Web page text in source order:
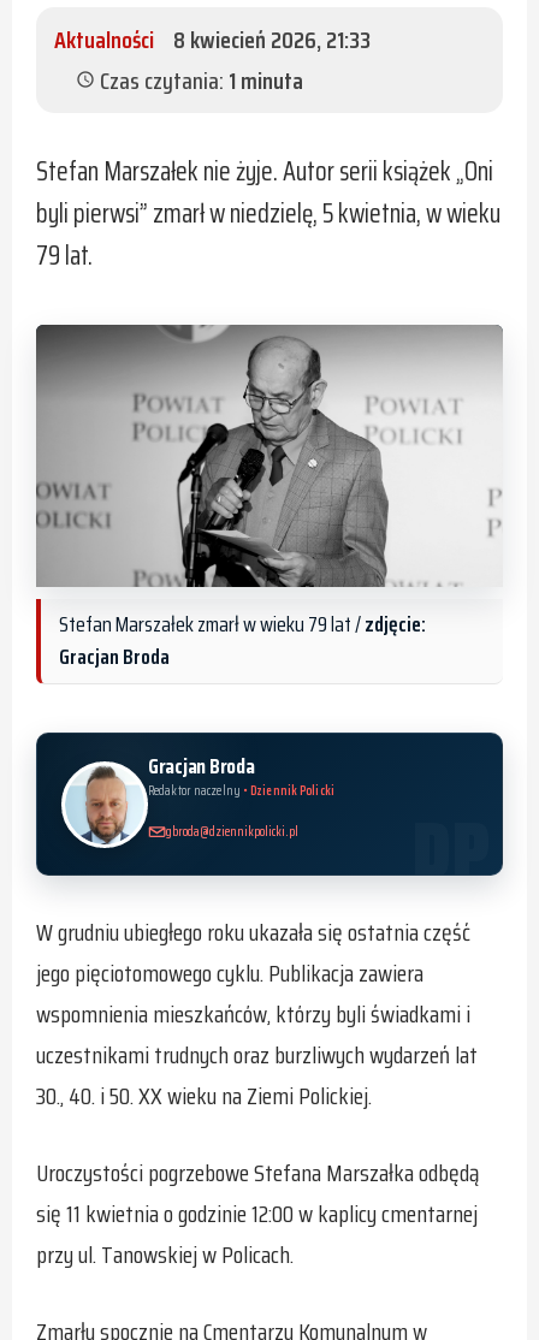
Aktualności 8 kwiecień 2026, 21:33
schedule Czas czytania:1 minuta
Stefan Marszałek nie żyje. Autor serii książek „Oni
byli pierwsi” zmarł w niedzielę, 5 kwietnia, w wieku
79 lat.
Stefan Marszałek zmarł w wieku 79 lat /zdjęcie:
Gracjan Broda
Gracjan Broda
Redaktor naczelny • Dziennik Policki
gbroda@dziennikpolicki.pl
W grudniu ubiegłego roku ukazała się ostatnia część
jego pięciotomowego cyklu. Publikacja zawiera
wspomnienia mieszkańców, którzy byli świadkami i
uczestnikami trudnych oraz burzliwych wydarzeń lat
30., 40. i 50. XX wieku na Ziemi Polickiej.
Uroczystości pogrzebowe Stefana Marszałka odbędą
się 11 kwietnia o godzinie 12:00 w kaplicy cmentarnej
przy ul. Tanowskiej w Policach.
Zmarły spocznie na Cmentarzu Komunalnym w